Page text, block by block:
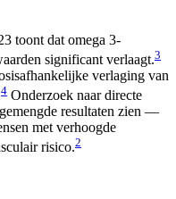
toont dat omega 3-
significant verlaagt.3
verlaging van
4 Onderzoek naar directe
resultaten zien —
met verhoogde
risico.2